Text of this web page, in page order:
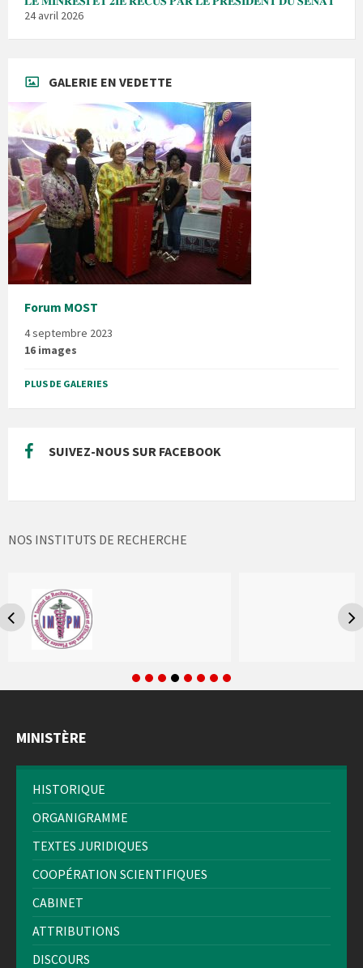
24 avril 2026
GALERIE EN VEDETTE
Forum MOST
4 septembre 2023
16 images
PLUS DE GALERIES
SUIVEZ-NOUS SUR FACEBOOK
NOS INSTITUTS DE RECHERCHE
MINISTÈRE
HISTORIQUE
ORGANIGRAMME
TEXTES JURIDIQUES
COOPÉRATION SCIENTIFIQUES
CABINET
ATTRIBUTIONS
DISCOURS